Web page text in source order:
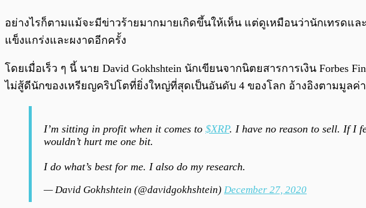
อย่างไรก็ตามแม้จะมีข่าวร้ายมากมายเกิดขึ้นให้เห็น แต่ดูเหมือนว่านักเทรด
แข็งแกร่งและผงาดอีกครั้ง
โดยเมื่อเร็ว ๆ นี้ นาย David Gokhshtein นักเขียนจากนิตยสารการเงิน
ไม่สู้ดีนักของเหรียญคริปโตที่ยิ่งใหญ่ที่สุดเป็นอันดับ 4 ของโลก อ้างอิงตามมูลค่
I’m sitting in profit when it comes to $XRP. I have no reason to sell. If I
wouldn’t hurt me one bit.
I do what’s best for me. I also do my research.
— David Gokhshtein (@davidgokhshtein) December 27, 2020